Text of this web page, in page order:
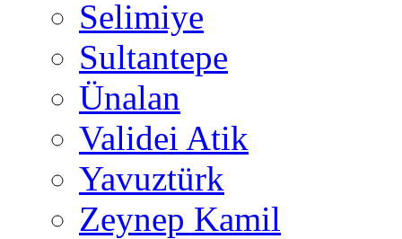
Selimiye
Sultantepe
Ünalan
Validei Atik
Yavuztürk
Zeynep Kamil